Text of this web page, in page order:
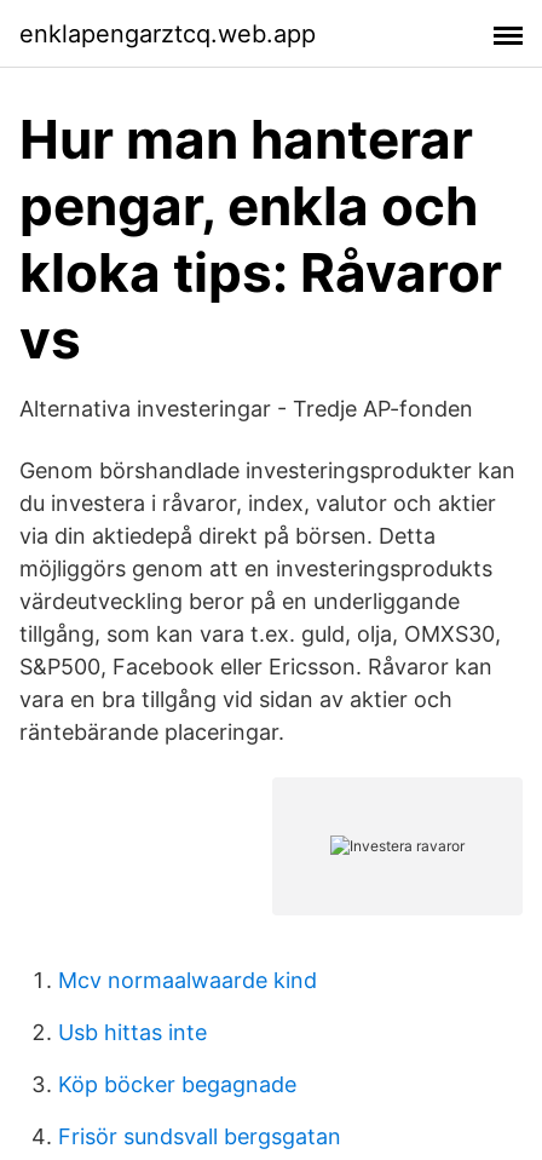
enklapengarztcq.web.app
Hur man hanterar
pengar, enkla och
kloka tips: Råvaror
vs
Alternativa investeringar - Tredje AP-fonden
Genom börshandlade investeringsprodukter kan
du investera i råvaror, index, valutor och aktier
via din aktiedepå direkt på börsen. Detta
möjliggörs genom att en investeringsprodukts
värdeutveckling beror på en underliggande
tillgång, som kan vara t.ex. guld, olja, OMXS30,
S&P500, Facebook eller Ericsson. Råvaror kan
vara en bra tillgång vid sidan av aktier och
räntebärande placeringar.
Mcv normaalwaarde kind
Usb hittas inte
Köp böcker begagnade
Frisör sundsvall bergsgatan